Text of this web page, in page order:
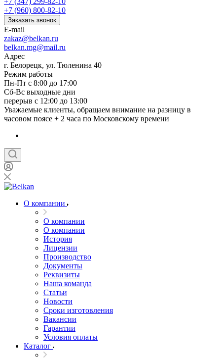
+7 (960) 800-82-10
Заказать звонок
E-mail
zakaz@belkan.ru
belkan.mg@mail.ru
Адрес
г. Белорецк, ул. Тюленина 40
Режим работы
Пн-Пт с 8:00 до 17:00
Сб-Вс выходные дни
перерыв с 12:00 до 13:00
Уважаемые клиенты, обращаем внимание на разницу в
часовом поясе + 2 часа по Московскому времени
О компании
О компании
О компании
История
Лицензии
Производство
Документы
Реквизиты
Наша команда
Статьи
Новости
Сроки изготовления
Вакансии
Гарантии
Условия оплаты
Каталог